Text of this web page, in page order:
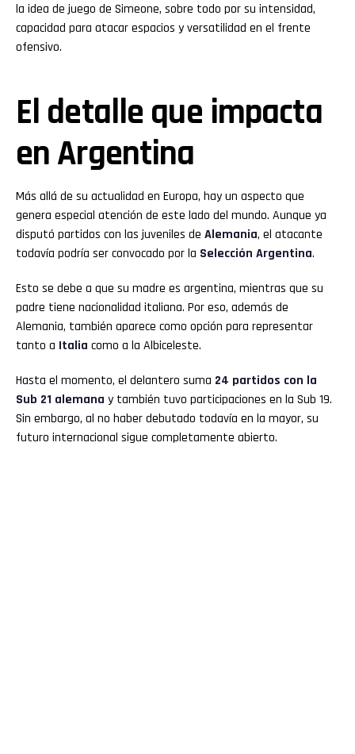
la idea de juego de Simeone, sobre todo por su intensidad,
capacidad para atacar espacios y versatilidad en el frente
ofensivo.
El detalle que impacta
en Argentina
Más allá de su actualidad en Europa, hay un aspecto que
genera especial atención de este lado del mundo. Aunque ya
disputó partidos con las juveniles de Alemania, el atacante
todavía podría ser convocado por la Selección Argentina.
Esto se debe a que su madre es argentina, mientras que su
padre tiene nacionalidad italiana. Por eso, además de
Alemania, también aparece como opción para representar
tanto a Italia como a la Albiceleste.
Hasta el momento, el delantero suma 24 partidos con la
Sub 21 alemana y también tuvo participaciones en la Sub 19.
Sin embargo, al no haber debutado todavía en la mayor, su
futuro internacional sigue completamente abierto.